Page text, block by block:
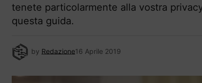
tenete particolarmente alla vostra
questa guida.
by Redazione16 Aprile 2019